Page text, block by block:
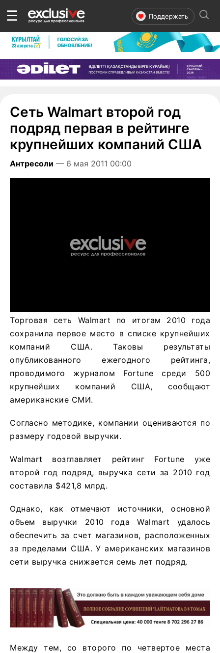
☰ Поддержать
Сеть Walmart второй год
подряд первая в рейтинге
крупнейших компаний США
Антресоли — 6 мая 2011 00:00
Торговая сеть Walmart по итогам 2010 года
сохранила первое место в списке крупнейших
компаний США. Таковы результаты
опубликованного ежегодного рейтинга,
проводимого журналом Fortune среди 500
крупнейших компаний США, сообщают
американские СМИ.
Согласно методике, компании оцениваются по
размеру годовой выручки.
Walmart возглавляет рейтинг Fortune уже
второй год подряд, выручка сети за 2010 год
составила $421,8 млрд.
Однако, как отмечают источники, основной
объем выручки 2010 года Walmart удалось
обеспечить за счет магазинов, расположенных
за пределами США. У американских магазинов
сети выручка снижается семь лет подряд.
Между тем, со второго по четвертое места